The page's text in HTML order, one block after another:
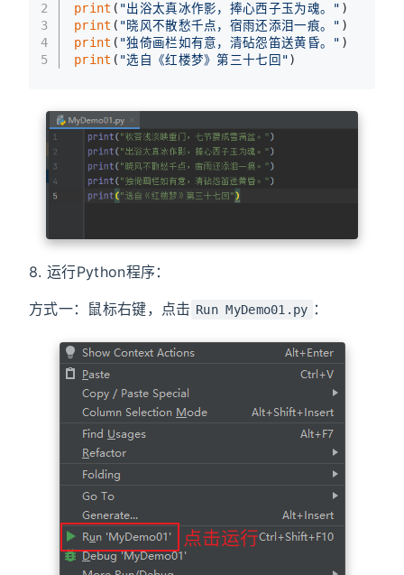
2
3
4
5
print ( "出浴太真冰作影，捧心西子玉为魂。" )
print ( "晓风不散愁千点，宿雨还添泪一痕。" )
print ( "独倚画栏如有意，清砧怨笛送黄昏。" )
print ( "选自《红楼梦》第三十七回")
8. 运行Python程序：
方式一：鼠标右键，点击 Run MyDemo01.py ：